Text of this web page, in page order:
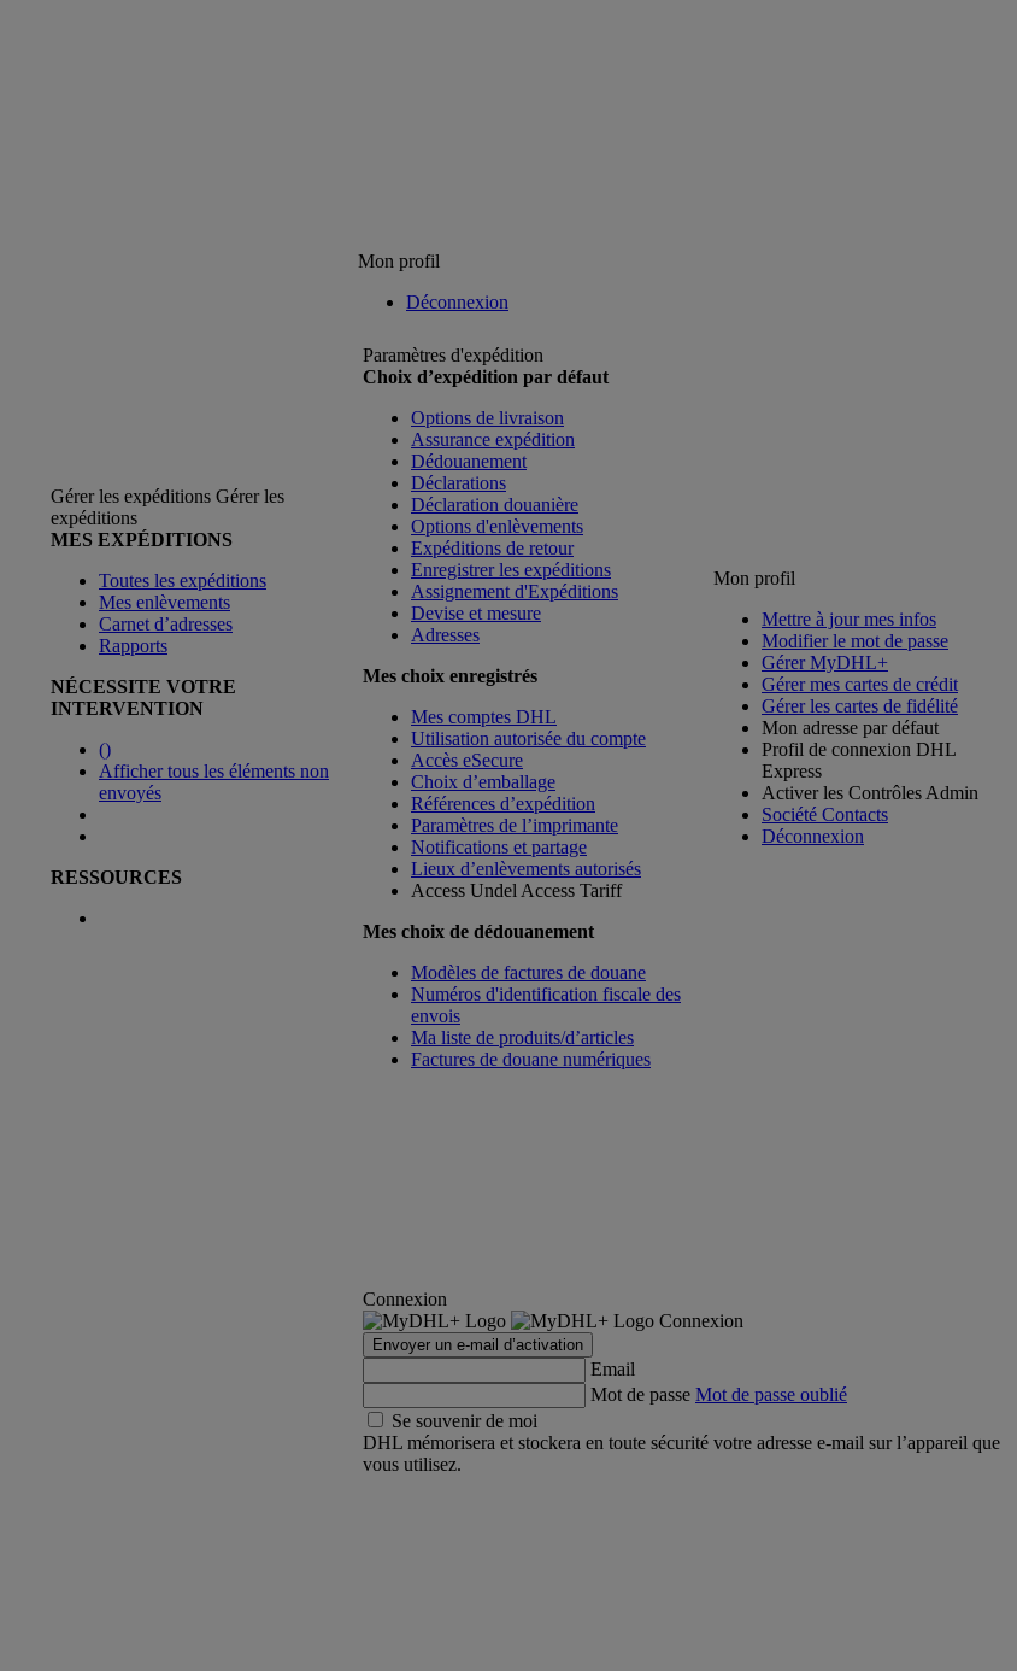
Mon profil
Déconnexion
Gérer les expéditions Gérer les
expéditions
MES EXPÉDITIONS
Toutes les expéditions
Mes enlèvements
Carnet d’adresses
Rapports
NÉCESSITE VOTRE
INTERVENTION
()
Afficher tous les éléments non
envoyés
RESSOURCES
Paramètres d'expédition
Choix d’expédition par défaut
Options de livraison
Assurance expédition
Dédouanement
Déclarations
Déclaration douanière
Options d'enlèvements
Expéditions de retour
Enregistrer les expéditions
Assignement d'Expéditions
Devise et mesure
Adresses
Mes choix enregistrés
Mes comptes DHL
Utilisation autorisée du compte
Accès eSecure
Choix d’emballage
Références d’expédition
Paramètres de l’imprimante
Notifications et partage
Lieux d’enlèvements autorisés
Access Undel Access Tariff
Mes choix de dédouanement
Modèles de factures de douane
Numéros d'identification fiscale des
envois
Ma liste de produits/d’articles
Factures de douane numériques
Mon profil
Mettre à jour mes infos
Modifier le mot de passe
Gérer MyDHL+
Gérer mes cartes de crédit
Gérer les cartes de fidélité
Mon adresse par défaut
Profil de connexion DHL
Express
Activer les Contrôles Admin
Société Contacts
Déconnexion
Connexion
Connexion
Envoyer un e-mail d’activation
Email
Mot de passe Mot de passe oublié
Se souvenir de moi
DHL mémorisera et stockera en toute sécurité votre adresse e-mail sur l’appareil que
vous utilisez.